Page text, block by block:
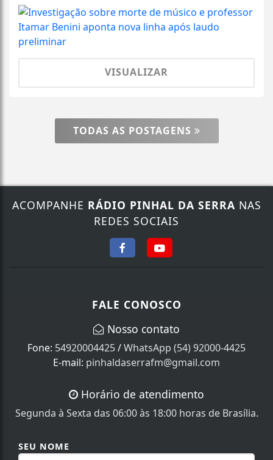
VISUALIZAR
TODAS AS POSTAGENS
ACOMPANHE RÁDIO PINHAL DA SERRA NAS
REDES SOCIAIS
FALE CONOSCO
Nosso contato
Fone: 54920004425/WhatsApp (54) 92000-4425
E-mail: pinhaldaserrafm@gmail.com
Horário de atendimento
Segunda à Sexta das 06:00 às 18:00 horas de Brasília.
SEU NOME